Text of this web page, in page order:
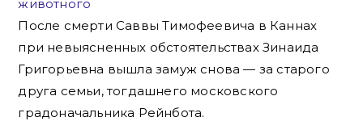
После смерти Саввы Тимофеевича в Каннах
при невыясненных обстоятельствах Зинаида
Григорьевна вышла замуж снова — за старого
друга семьи, тогдашнего московского
градоначальника Рейнбота.